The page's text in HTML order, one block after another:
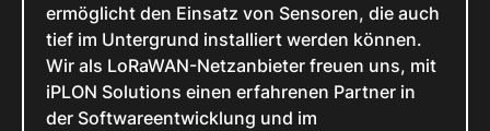
ermöglicht den Einsatz von Sensoren, die auch
tief im Untergrund installiert werden können.
Wir als LoRaWAN-Netzanbieter freuen uns, mit
iPLON Solutions einen erfahrenen Partner in
der Softwareentwicklung und im